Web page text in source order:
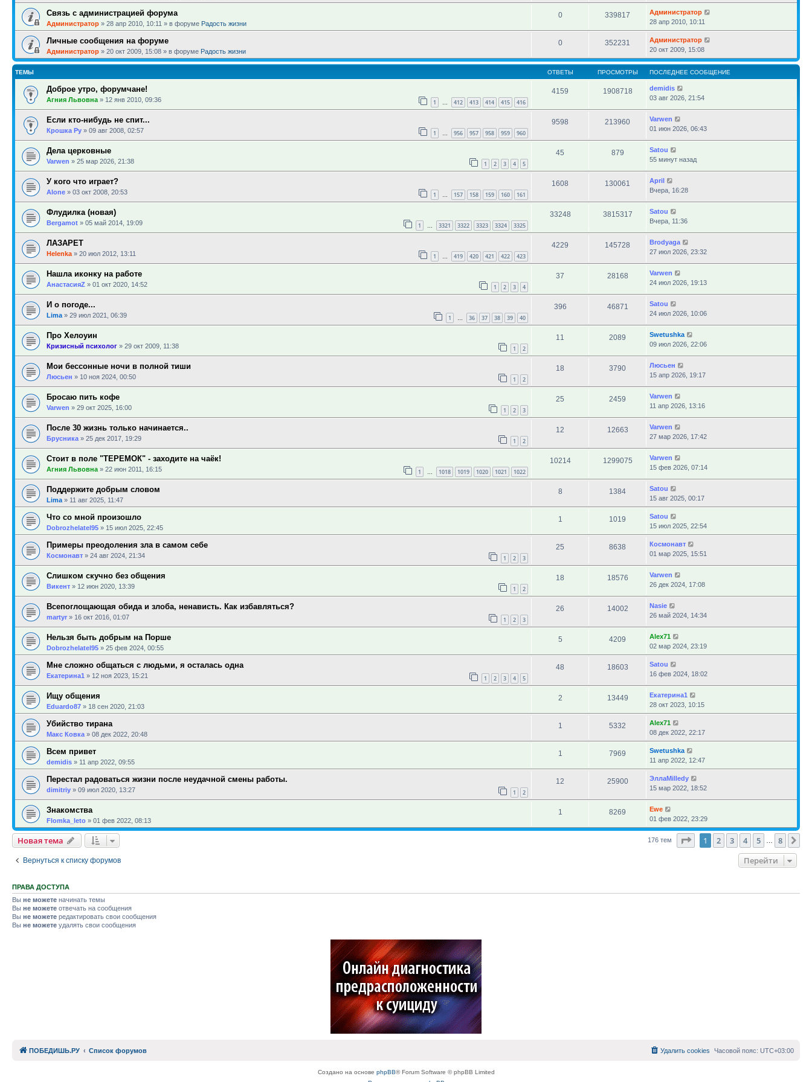
Связь с администрацией форума
Администратор » 28 апр 2010, 10:11 » в форуме Радость жизни
0 339817
Администратор
28 апр 2010, 10:11
Личные сообщения на форуме
Администратор » 20 окт 2009, 15:08 » в форуме Радость жизни
0 352231
Администратор
20 окт 2009, 15:08
ТЕМЫ ОТВЕТЫ ПРОСМОТРЫ ПОСЛЕДНЕЕ СООБЩЕНИЕ
Доброе утро, форумчане!
Агния Львовна » 12 янв 2010, 09:36 1 … 412 413 414 415 416
4159 1908718
demidis
03 авг 2026, 21:54
Если кто-нибудь не спит...
Крошка Ру » 09 авг 2008, 02:57 1 … 956 957 958 959 960
9598 213960
Varwen
01 июн 2026, 06:43
Дела церковные
Varwen » 25 мар 2026, 21:38 1 2 3 4 5
45 879
Satou
55 минут назад
У кого что играет?
Alone » 03 окт 2008, 20:53 1 … 157 158 159 160 161
1608 130061
April
Вчера, 16:28
Флудилка (новая)
Bergamot » 05 май 2014, 19:09 1 … 3321 3322 3323 3324 3325
33248 3815317
Satou
Вчера, 11:36
ЛАЗАРЕТ
Helenka » 20 июл 2012, 13:11 1 … 419 420 421 422 423
4229 145728
Brodyaga
27 июл 2026, 23:32
Нашла иконку на работе
АнастасияZ » 01 окт 2020, 14:52 1 2 3 4
37 28168
Varwen
24 июл 2026, 19:13
И о погоде...
Lima » 29 июл 2021, 06:39 1 … 36 37 38 39 40
396 46871
Satou
24 июл 2026, 10:06
Про Хелоуин
Кризисный психолог » 29 окт 2009, 11:38 1 2
11 2089
Swetushka
09 июл 2026, 22:06
Мои бессонные ночи в полной тиши
Люсьен » 10 ноя 2024, 00:50 1 2
18 3790
Люсьен
15 апр 2026, 19:17
Бросаю пить кофе
Varwen » 29 окт 2025, 16:00 1 2 3
25 2459
Varwen
11 апр 2026, 13:16
После 30 жизнь только начинается..
Брусника » 25 дек 2017, 19:29 1 2
12 12663
Varwen
27 мар 2026, 17:42
Стоит в поле "ТЕРЕМОК" - заходите на чаёк!
Агния Львовна » 22 июн 2011, 16:15 1 … 1018 1019 1020 1021 1022
10214 1299075
Varwen
15 фев 2026, 07:14
Поддержите добрым словом
Lima » 11 авг 2025, 11:47
8 1384
Satou
15 авг 2025, 00:17
Что со мной произошло
Dobrozhelatel95 » 15 июл 2025, 22:45
1 1019
Satou
15 июл 2025, 22:54
Примеры преодоления зла в самом себе
Космонавт » 24 авг 2024, 21:34 1 2 3
25 8638
Космонавт
01 мар 2025, 15:51
Слишком скучно без общения
Викент » 12 июн 2020, 13:39 1 2
18 18576
Varwen
26 дек 2024, 17:08
Всепоглощающая обида и злоба, ненависть. Как избавляться?
martyr » 16 окт 2016, 01:07 1 2 3
26 14002
Nasie
26 май 2024, 14:34
Нельзя быть добрым на Порше
Dobrozhelatel95 » 25 фев 2024, 00:55
5 4209
Alex71
02 мар 2024, 23:19
Мне сложно общаться с людьми, я осталась одна
Екатерина1 » 12 ноя 2023, 15:21 1 2 3 4 5
48 18603
Satou
16 фев 2024, 18:02
Ищу общения
Eduardo87 » 18 сен 2020, 21:03
2 13449
Екатерина1
28 окт 2023, 10:15
Убийство тирана
Макс Ковка » 08 дек 2022, 20:48
1 5332
Alex71
08 дек 2022, 22:17
Всем привет
demidis » 11 апр 2022, 09:55
1 7969
Swetushka
11 апр 2022, 12:47
Перестал радоваться жизни после неудачной смены работы.
dimitriy » 09 июл 2020, 13:27 1 2
12 25900
ЭллаMilledy
15 мар 2022, 18:52
Знакомства
Flomka_leto » 01 фев 2022, 08:13
1 8269
Ewe
01 фев 2022, 23:29
Новая тема 176 тем Страница1 из
1 2 3 4 5 8
Вернуться к списку форумов Перейти
ПРАВА ДОСТУПА
Вы не можете начинать темы
Вы не можете отвечать на сообщения
Вы не можете редактировать свои сообщения
Вы не можете удалять свои сообщения
ПОБЕДИШЬ.РУ Список форумов Часовой пояс: UTC+03:00
Удалить cookies
Создано на основе phpBB® Forum Software © phpBB Limited